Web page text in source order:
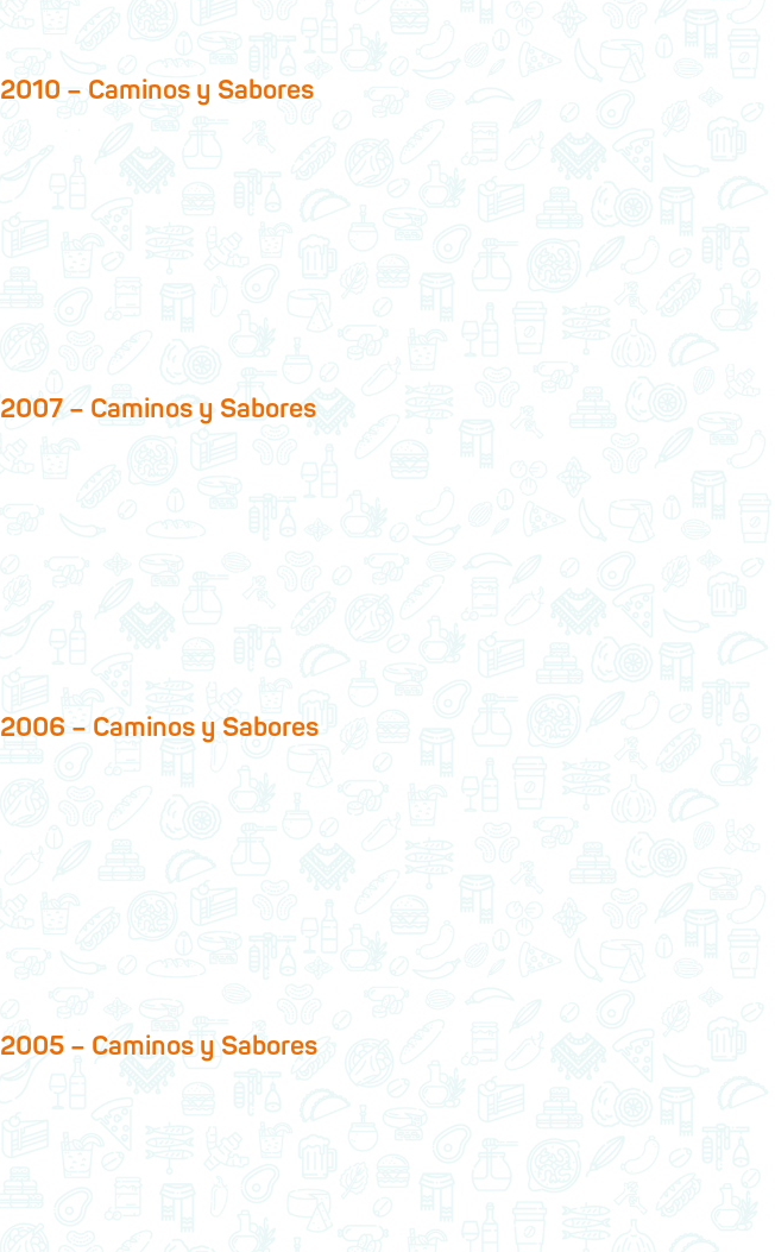
2010 – Caminos y Sabores
2007 – Caminos y Sabores
2006 – Caminos y Sabores
2005 – Caminos y Sabores